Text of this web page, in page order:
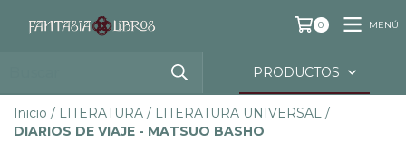
0 MENÚ
PRODUCTOS
Inicio / LITERATURA / LITERATURA UNIVERSAL /
DIARIOS DE VIAJE - MATSUO BASHO